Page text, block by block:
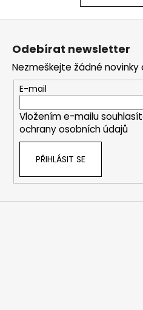
Odebírat newsletter
Nezmeškejte žádné novinky
E-mail
Vložením e-mailu
ochrany osobních údajů
PŘIHLÁSIT SE